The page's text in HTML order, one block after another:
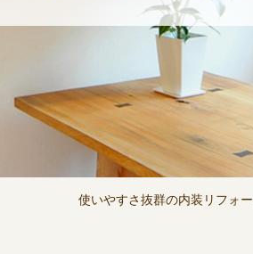
使いやすさ抜群の内装リフォ